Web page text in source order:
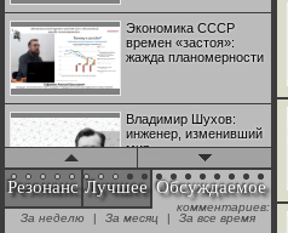
Экономика СССР
времен «застоя»:
жажда планомерности
Владимир Шухов:
инженер, изменивший
мир
"Аркадий Коц" на
эгалите-фесте "Не
Резонанс Лучшее Обсуждаемое
комментариев:
За неделю
| За месяц | За все время